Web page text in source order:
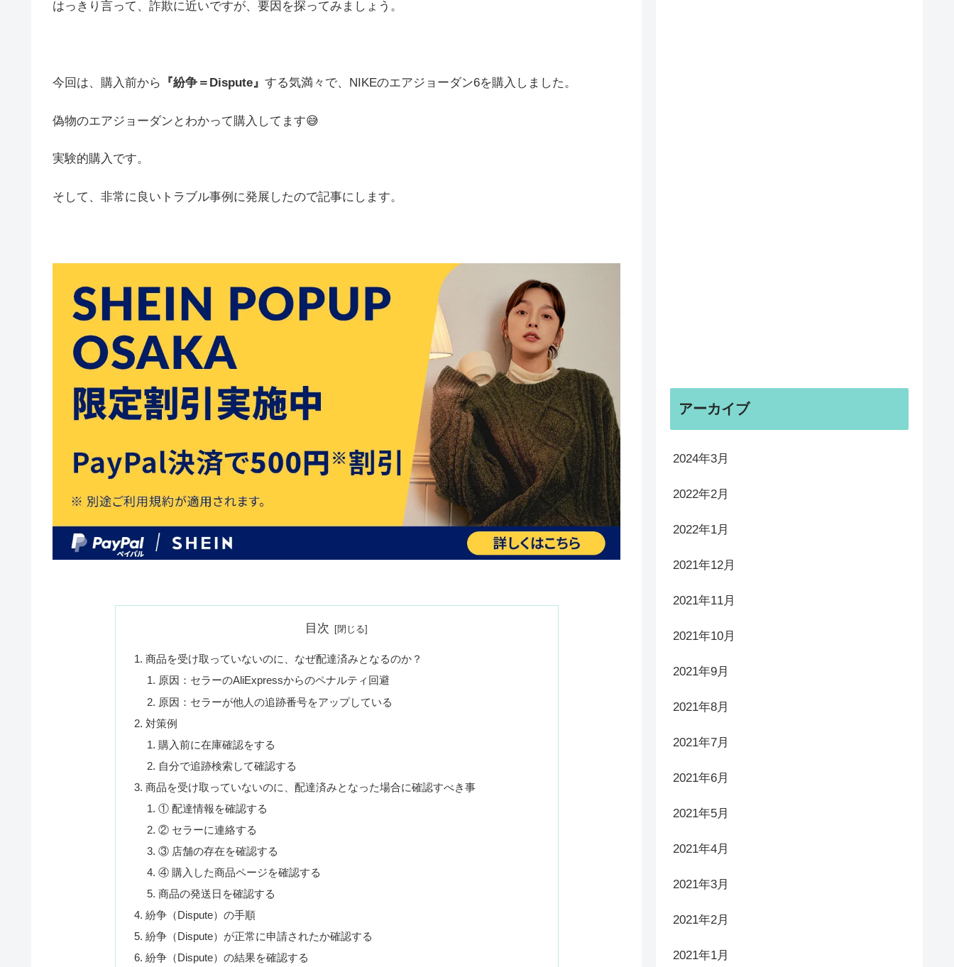
はっきり言って、詐欺に近いですが、要因を探ってみましょう。
今回は、購入前から 『紛争＝Dispute』 する気満々で、NIKEのエアジョーダン6を購入しました。
偽物のエアジョーダンとわかって購入してます😅
実験的購入です。
そして、非常に良いトラブル事例に発展したので記事にします。
目次
商品を受け取っていないのに、なぜ配達済みとなるのか？
原因：セラーのAliExpressからのペナルティ回避
原因：セラーが他人の追跡番号をアップしている
対策例
購入前に在庫確認をする
自分で追跡検索して確認する
商品を受け取っていないのに、配達済みとなった場合に確認すべき事
① 配達情報を確認する
② セラーに連絡する
③ 店舗の存在を確認する
④ 購入した商品ページを確認する
商品の発送日を確認する
紛争（Dispute）の手順
紛争（Dispute）が正常に申請されたか確認する
紛争（Dispute）の結果を確認する
アーカイブ
2024年3月
2022年2月
2022年1月
2021年12月
2021年11月
2021年10月
2021年9月
2021年8月
2021年7月
2021年6月
2021年5月
2021年4月
2021年3月
2021年2月
2021年1月